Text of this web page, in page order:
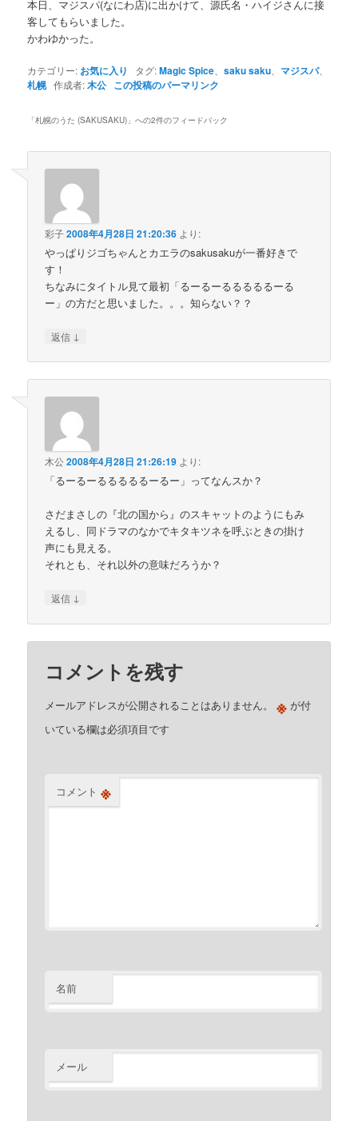
本日、マジスパ(なにわ店)に出かけて、源氏名・ハイジさんに接
客してもらいました。
かわゆかった。
カテゴリー: お気に入り タグ:Magic Spice、saku saku、 マジスパ、
札幌作成者:木公 この投稿のパーマリンク
「札幌のうた (SAKUSAKU) 」への2件のフィードバック
彩子2008年4月28日 21:20:36 より:
やっぱりジゴちゃんとカエラのsakusakuが一番好きで
す！
ちなみにタイトル見て最初「るーるーるるるるるーる
ー」の方だと思いました。。。知らない？？
返信 ↓
木公2008年4月28日 21:26:19 より:
「るーるーるるるるるーるー」ってなんスか？
さだまさしの『北の国から』のスキャットのようにもみ
えるし、同ドラマのなかでキタキツネを呼ぶときの掛け
声にも見える。
それとも、それ以外の意味だろうか？
返信 ↓
コメントを残す
メールアドレスが公開されることはありません。 ※ が付
いている欄は必須項目です
コメント ※
名前
メール